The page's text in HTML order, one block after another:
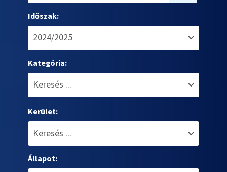
Időszak:
Kategória:
Kerület:
Állapot: